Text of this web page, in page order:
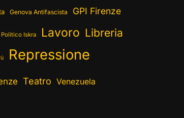
Genova Antifascista GPI Firenze
Iskra Lavoro Libreria
Repressione
Teatro Venezuela